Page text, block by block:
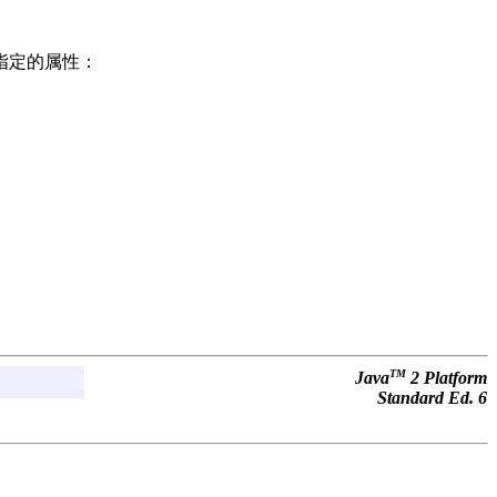
定的属性：
JavaTM 2 Platform
Standard Ed. 6